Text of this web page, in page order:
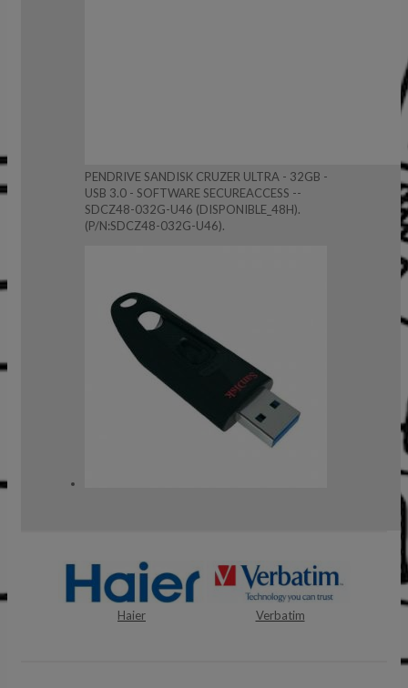
PENDRIVE SANDISK CRUZER ULTRA - 32GB -
USB 3.0 - SOFTWARE SECUREACCESS --
SDCZ48-032G-U46 (DISPONIBLE_48H).
(P/N:SDCZ48-032G-U46).